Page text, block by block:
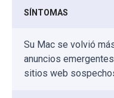
SÍNTOMAS
Su Mac se volvió
anuncios
sitios web